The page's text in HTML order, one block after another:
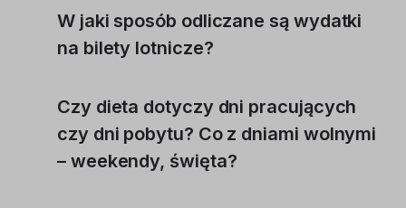
W jaki sposób odliczane są wydatki
na bilety lotnicze?
Czy dieta dotyczy dni pracujących
czy dni pobytu? Co z dniami wolnymi
– weekendy, święta?